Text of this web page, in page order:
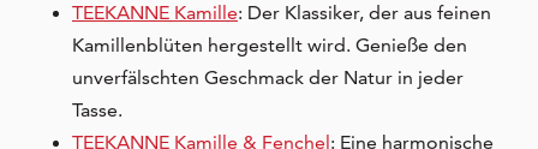
TEEKANNE Kamille: Der Klassiker, der aus feinen
Kamillenblüten hergestellt wird. Genieße den
unverfälschten Geschmack der Natur in jeder
Tasse.
TEEKANNE Kamille & Fenchel : Eine harmonische